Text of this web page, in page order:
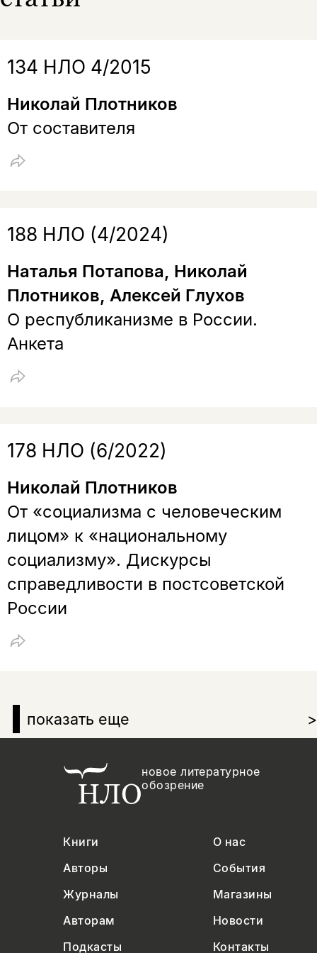
показать еще >
134 НЛО 4/2015
Николай Плотников
От составителя
188 НЛО (4/2024)
Наталья Потапова, Николай
Плотников, Алексей Глухов
О республиканизме в России.
Анкета
178 НЛО (6/2022)
Николай Плотников
От «социализма с человеческим
лицом» к «национальному
социализму». Дискурсы
справедливости в постсоветской
России
новое литературное
обозрение
Книги
О нас
Авторы
События
Журналы
Магазины
Авторам
Новости
Подкасты
Контакты
подписаться
подписаться
нет, вернуться назад